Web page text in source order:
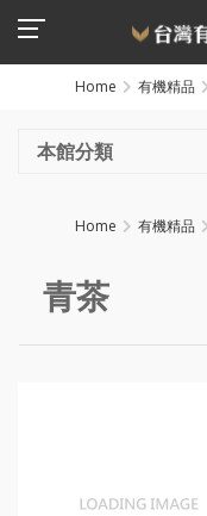
Home 有機精品
本館分類
Home 有機精品
青茶